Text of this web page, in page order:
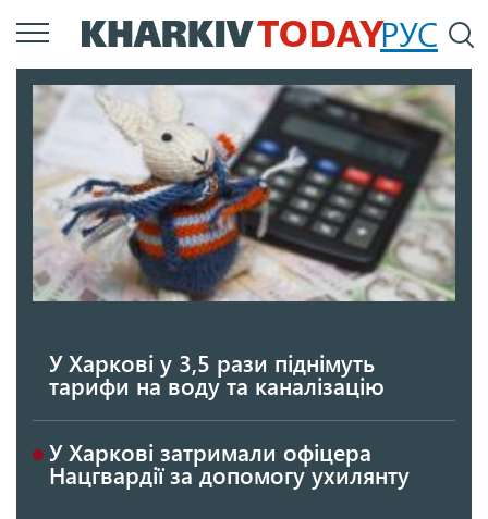
Перейти
до
вмісту
РУС
У Харкові у 3,5 рази піднімуть
тарифи на воду та каналізацію
У Харкові затримали офіцера
Нацгвардії за допомогу ухилянту